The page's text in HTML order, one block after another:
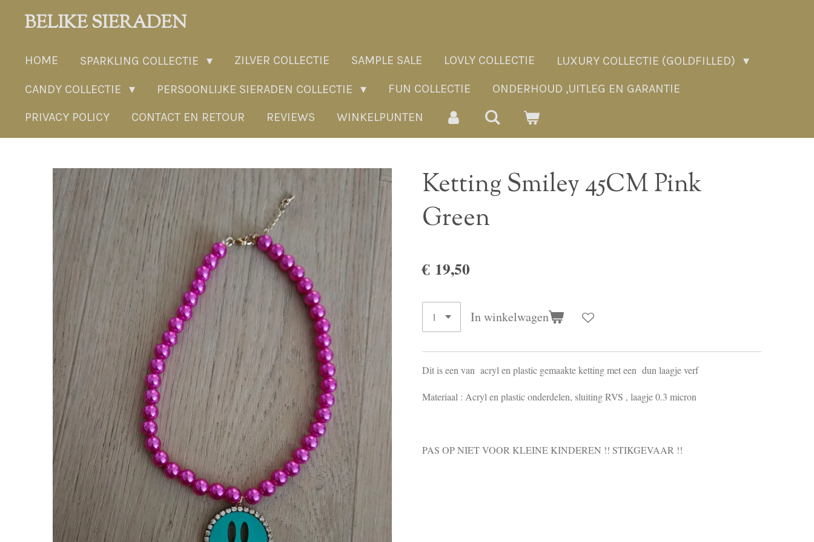
directBELIKE SIERADEN
HOME SPARKLING COLLECTIE ZILVER COLLECTIE SAMPLE SALE LOVLY COLLECTIE LUXURY COLLECTIE (GOLDFILLED)
CANDY COLLECTIE PERSOONLIJKE SIERADEN COLLECTIE FUN COLLECTIE ONDERHOUD ,UITLEG EN GARANTIE
PRIVACY POLICY CONTACT EN RETOUR REVIEWS WINKELPUNTEN
Ketting Smiley 45CM Pink
Green
€ 19,50
In winkelwagen
Dit is een van acryl en plastic gemaakte ketting met een dun laagje verf
Materiaal : Acryl en plastic onderdelen, sluiting RVS , laagje 0.3 micron
PAS OP NIET VOOR KLEINE KINDEREN !! STIKGEVAAR !!